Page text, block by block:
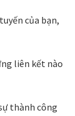
của bạn,
liên kết nào
thành công